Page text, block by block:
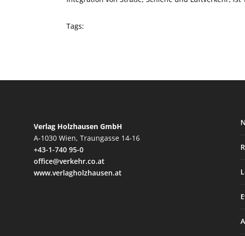
Tags:
Verlag Holzhausen GmbH
A-1030 Wien, Traungasse 14-16
+43-1-740 95-0
office@verkehr.co.at
www.verlagholzhausen.at